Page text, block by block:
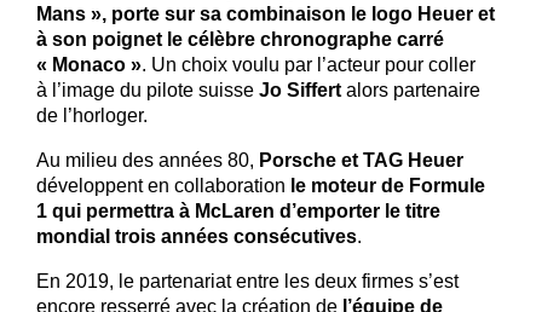
Mans », porte sur sa combinaison le logo Heuer et
à son poignet le célèbre chronographe carré
« Monaco ». Un choix voulu par l’acteur pour coller
à l’image du pilote suisse Jo Siffertalors partenaire
de l’horloger.
Au milieu des années 80, Porsche et TAG Heuer
développent en collaboration le moteur de Formule
1 qui permettra à McLaren d’emporter le titre
mondial trois années consécutives.
En 2019, le partenariat entre les deux firmes s’est
encore resserré avec la création de l’équipe de